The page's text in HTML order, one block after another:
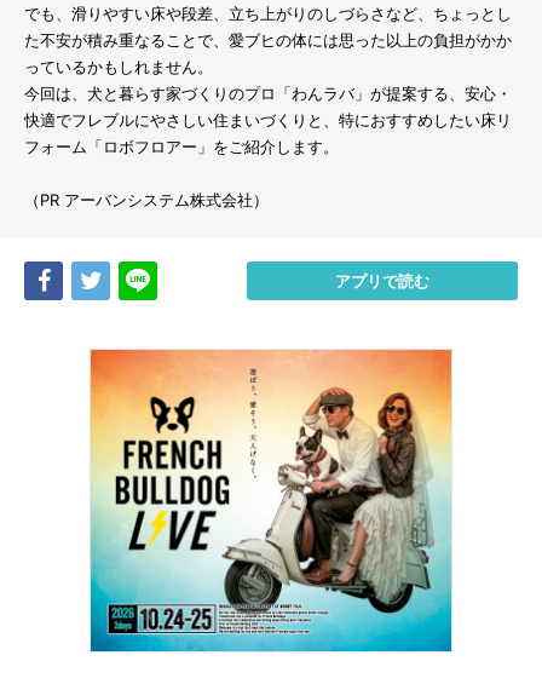
でも、滑りやすい床や段差、立ち上がりのしづらさなど、ちょっとし
た不安が積み重なることで、愛ブヒの体には思った以上の負担がかか
っているかもしれません。
今回は、犬と暮らす家づくりのプロ「わんラバ」が提案する、安心・
快適でフレブルにやさしい住まいづくりと、特におすすめしたい床リ
フォーム「ロボフロアー」をご紹介します。
（PR アーバンシステム株式会社）
Share Tweet アプリで読む